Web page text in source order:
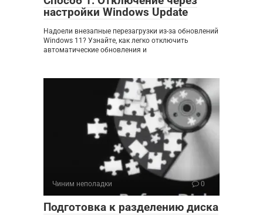
настройки Windows Update
Надоели внезапные перезагрузки из-за обновлений
Windows 11? Узнайте, как легко отключить
автоматические обновления и
Чиним неполадки 0
Подготовка к разделению диска